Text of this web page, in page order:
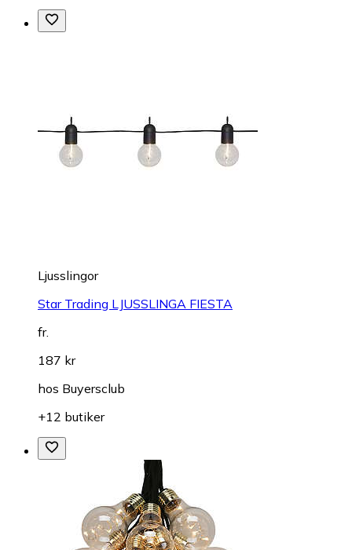
Ljusslingor
Star Trading LJUSSLINGA FIESTA
fr.
187 kr
hos Buyersclub
+12 butiker